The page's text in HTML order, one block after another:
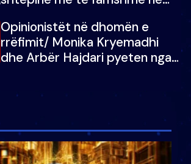
vajzën e tij
Opinionistët në dhomën e
rrëfimit/ Monika Kryemadhi
dhe Arbër Hajdari pyeten nga